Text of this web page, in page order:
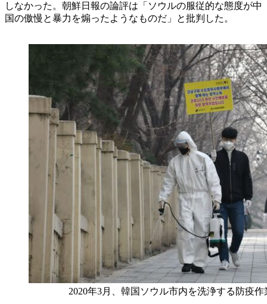
しなかった。朝鮮日報の論評は「ソウルの服従的な態度が中
国の傲慢と暴力を煽ったようなものだ」と批判した。
2020年3月、韓国ソウル市内を洗浄する防疫作